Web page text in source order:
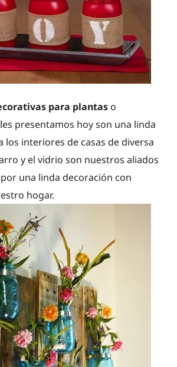
para plantas o
presentamos hoy son una linda
los interiores de casas de diversa
y el vidrio son nuestros aliados
una linda decoración con
hogar.